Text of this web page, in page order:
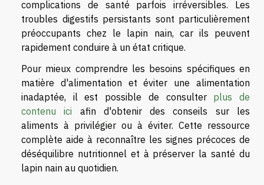
complications de santé parfois irréversibles. Les
troubles digestifs persistants sont particulièrement
préoccupants chez le lapin nain, car ils peuvent
rapidement conduire à un état critique.
Pour mieux comprendre les besoins spécifiques en
matière d'alimentation et éviter une alimentation
inadaptée, il est possible de consulter plus de
contenu ici afin d'obtenir des conseils sur les
aliments à privilégier ou à éviter. Cette ressource
complète aide à reconnaître les signes précoces de
déséquilibre nutritionnel et à préserver la santé du
lapin nain au quotidien.